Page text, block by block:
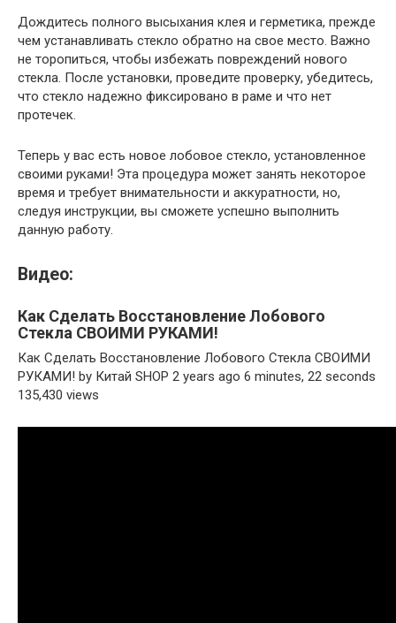
Дождитесь полного высыхания клея и герметика, прежде
чем устанавливать стекло обратно на свое место. Важно
не торопиться, чтобы избежать повреждений нового
стекла. После установки, проведите проверку, убедитесь,
что стекло надежно фиксировано в раме и что нет
протечек.
Теперь у вас есть новое лобовое стекло, установленное
своими руками! Эта процедура может занять некоторое
время и требует внимательности и аккуратности, но,
следуя инструкции, вы сможете успешно выполнить
данную работу.
Видео:
Как Сделать Восстановление Лобового
Стекла СВОИМИ РУКАМИ!
Как Сделать Восстановление Лобового Стекла СВОИМИ
РУКАМИ! by Китай SHOP 2 years ago 6 minutes, 22 seconds
135,430 views